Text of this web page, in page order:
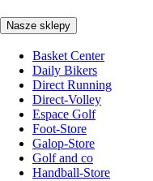
Nasze sklepy
Basket Center
Daily Bikers
Direct Running
Direct-Volley
Espace Golf
Foot-Store
Galop-Store
Golf and co
Handball-Store